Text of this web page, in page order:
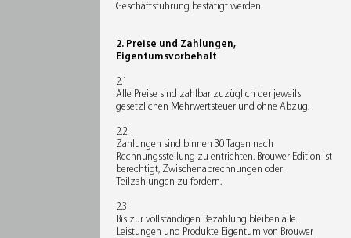
Geschäftsführung bestätigt werden.
2. Preise und Zahlungen,
Eigentumsvorbehalt
2.1
Alle Preise sind zahlbar zuzüglich der jeweils
gesetzlichen Mehrwertsteuer und ohne Abzug.
2.2
Zahlungen sind binnen 30 Tagen nach
Rechnungsstellung zu entrichten. Brouwer Edition ist
berechtigt, Zwischenabrechnungen oder
Teilzahlungen zu fordern.
2.3
Bis zur vollständigen Bezahlung bleiben alle
Leistungen und Produkte Eigentum von Brouwer